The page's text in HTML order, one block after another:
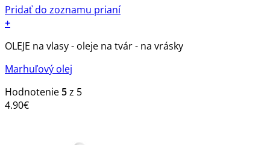
Pridať do zoznamu prianí
+
OLEJE na vlasy - oleje na tvár - na vrásky
Marhuľový olej
Hodnotenie5z 5
4.90€